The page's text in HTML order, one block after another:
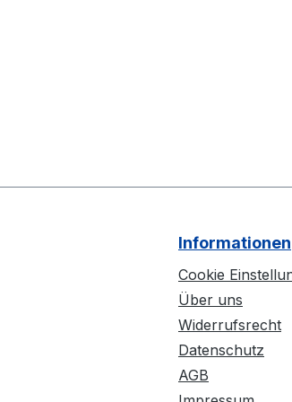
Informationen
Cookie
Über uns
Widerrufsrecht
Datenschutz
AGB